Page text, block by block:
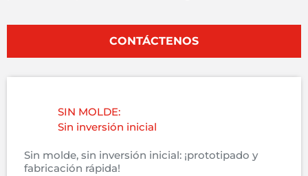
CONTÁCTENOS
SIN MOLDE:
Sin inversión inicial
Sin molde, sin inversión inicial: ¡prototipado y
fabricación rápida!